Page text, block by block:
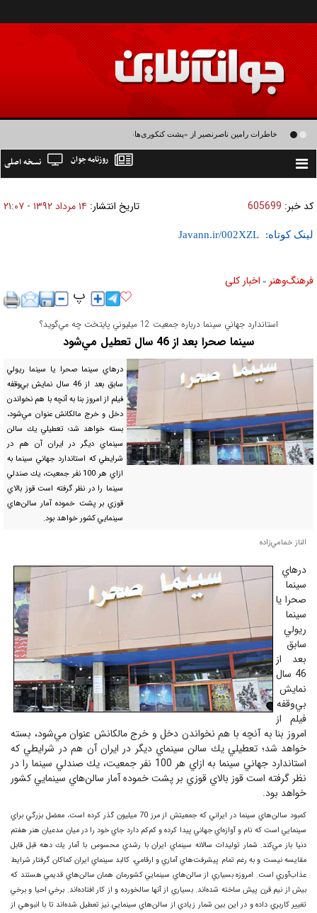
خاطرات رامین ناصرنصیر از «پشت‌ کنکوری‌ها» و رضا داوودنژاد: رضا کودک درون فعالی
Toggle
نسخه اصلی روزنامه جوان
کد خبر: 605699 تاریخ انتشار: ۱۴ مرداد ۱۳۹۲ - ۲۱:۰۷
لینک کوتاه:
فرهنگ‌و‌هنر » اخبار كلی
استاندارد جهاني سينما درباره جمعيت 12 ميليوني پايتخت چه مي‌گويد؟
سينما صحرا بعد از 46 سال تعطيل مي‌شود
درهاي سينما صحرا يا سينما ريولي
سابق بعد از 46 سال نمايش بي‌وقفه
فيلم از امروز بنا به آنچه با هم نخواندن
دخل و خرج مالكانش عنوان مي‌شود،
بسته خواهد شد؛ تعطيلي يك سالن
سينماي ديگر در ايران آن هم در
شرايطي كه استاندارد جهاني سينما به
ازاي هر 100 نفر جمعيت، يك صندلي
سينما را در نظر گرفته است قوز بالاي
قوزي بر پشت خموده آمار سالن‌هاي
سينمايي كشور خواهد بود.
الناز‌ خمامي‌زاده
درهاي
سينما
صحرا يا
سينما
ريولي
سابق
بعد از
46 سال
نمايش
بي‌وقفه
فيلم از
امروز بنا به آنچه با هم نخواندن دخل و خرج مالكانش عنوان مي‌شود، بسته
خواهد شد؛ تعطيلي يك سالن سينماي ديگر در ايران آن هم در شرايطي كه
استاندارد جهاني سينما به ازاي هر 100 نفر جمعيت، يك صندلي سينما را در
نظر گرفته است قوز بالاي قوزي بر پشت خموده آمار سالن‌هاي سينمايي كشور
خواهد بود.
كمبود سالن‌هاي سينما در ايراني كه جمعيتش از مرز 70 ميليون گذر كرده است، معضل بزرگي براي
سينمايي است كه نام و آوازه‌اي جهاني پيدا كرده و كم‌كم دارد جاي خود را در ميان مدعيان هنر هفتم
دنيا باز مي‌كند. شمار توليدات سالانه سينماي ايران با رشدي محسوس با آمار يك دهه قبل قابل
مقايسه نيست و به رغم تمام پيشرفت‌هاي آماري و ارقامي، كالبد سينماي ايران كماكان گرفتار شرايط
عذاب‌آوري است. امروزه بسياري از سالن‌هاي سينمايي كشورمان همان سالن‌هاي قديمي هستند كه
بيش از نيم قرن پيش ساخته شده‌اند. بسياري از آنها سالخورده و از كار افتاده‌اند. برخي احيا و برخي
تغيير كاربري داده و در اين بين شمار زيادي از سالن‌هاي سينمايي نيز تعطيل شده‌اند تا با انبوهي از